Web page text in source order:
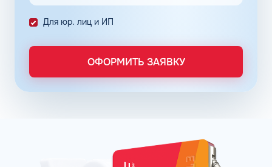
двигателя и минимизации вредоносных выбросов.
Каждый вид топлива проходит строгий контроль
качества, чтобы гарантировать максимальную
В ассортименте присутствуют как привычные виды
бензина и дизеля, так и инновационные
энергоэффективные смеси, обогащенные добавками,
владельцев автомобилей возможность приобретения
топлива в сети АЗС ЛОГАЗ SV по оптимальным ценам,
Для юр. лиц и ИП
ОФОРМИТЬ ЗАЯВКУ